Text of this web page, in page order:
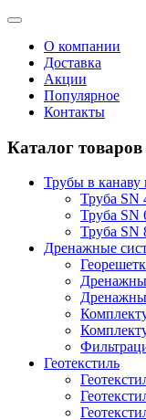
О компании
Доставка
Акции
Популярное
Контакты
Каталог товаров
Трубы в канаву
Труба SN
Труба SN
Труба SN
Дренажные
Геотекстиль